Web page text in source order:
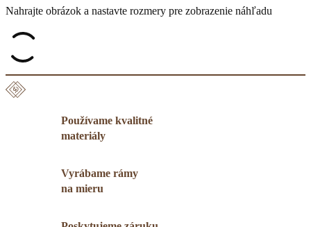
Nahrajte obrázok a nastavte rozmery pre zobrazenie náhľadu
Používame kvalitné
materiály
Vyrábame rámy
na mieru